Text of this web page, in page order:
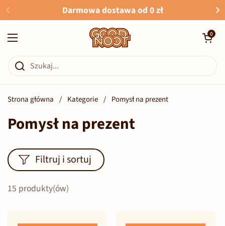
Przejdź do zawartościDarmowa dostawa od 0 zł
Otwórz menu
Otwórz
0
Strona główna / Kategorie / Pomysł na prezent
Pomysł na prezent
15 produkty(ów)
Filtruj i sortuj